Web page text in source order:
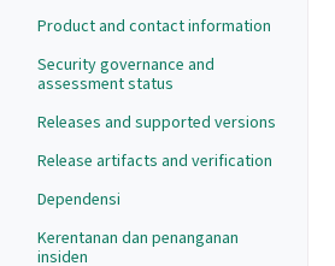
Product and contact information
Security governance and
assessment status
Releases and supported versions
Release artifacts and verification
Dependensi
Kerentanan dan penanganan
insiden